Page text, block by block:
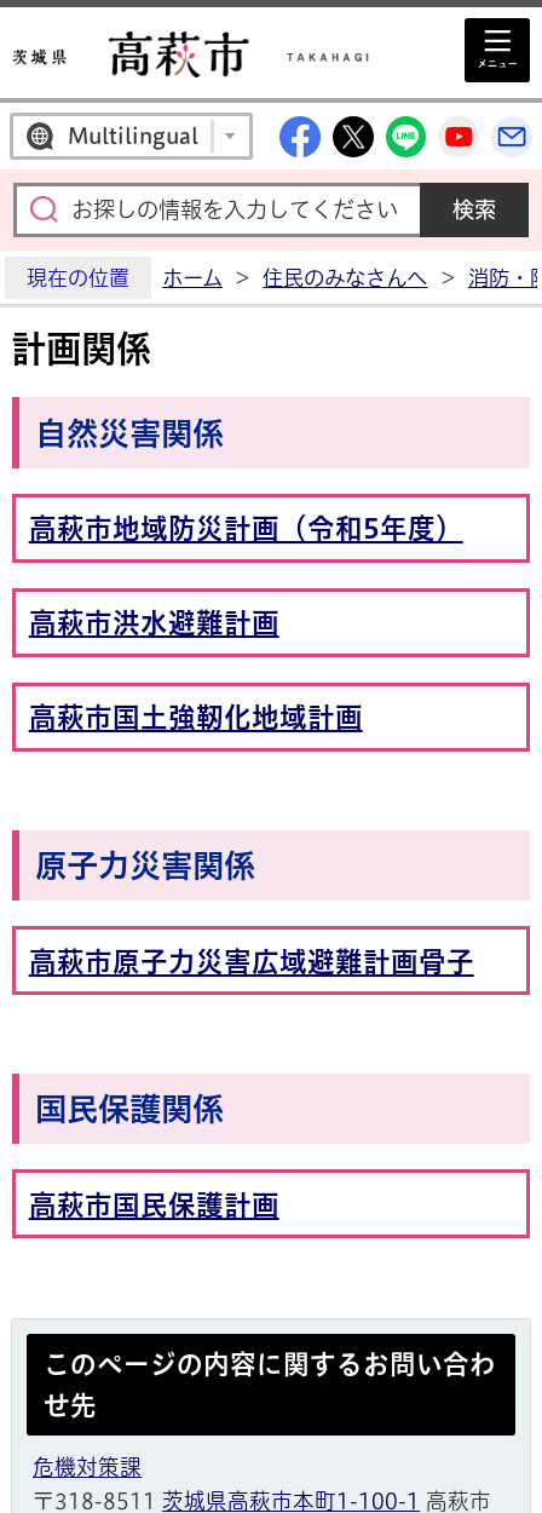
Multilingual 高萩市公式
高萩市公式X
高萩市
高
現在の位置 ホーム > 住民のみなさんへ > 消防・
計画関係
自然災害関係
高萩市地域防災計画（令和5年度）
高萩市洪水避難計画
高萩市国土強靭化地域計画
原子力災害関係
高萩市原子力災害広域避難計画骨子
国民保護関係
高萩市国民保護計画
このページの内容に関するお問い合わ
せ先
危機対策課
〒318-8511 茨城県高萩市本町1-100-1 高萩市